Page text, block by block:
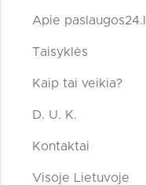
Apie
Taisyklės
Kaip tai veikia?
D. U. K.
Kontaktai
Visoje Lietuvoje